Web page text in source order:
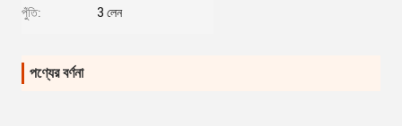
পুঁতি: 3 লেন
পণ্যের বর্ণনা